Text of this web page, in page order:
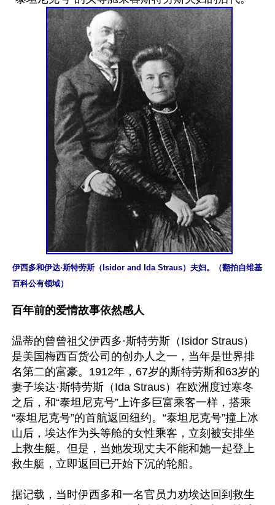
伊西多和伊达·斯特劳斯（Isidor and Ida Straus）夫妇。（翻拍自维基
百科公有领域）
百年前的爱情故事依然感人
温蒂的曾曾祖父伊西多·斯特劳斯（Isidor Straus）
是美国梅西百货公司的创办人之一，当年是世界排
名第二的富豪。1912年，67岁的斯特劳斯和63岁的
妻子埃达·斯特劳斯（Ida Straus）在欧洲度过寒冬
之后，和“泰坦尼克号”上许多巨富乘客一样，搭乘
“泰坦尼克号”的首航返回纽约。“泰坦尼克号”撞上冰
山后，埃达作为头等舱的女性乘客，立刻被安排坐
上救生艇。但是，当她发现丈夫不能和她一起登上
救生艇，立即返回已开始下沉的轮船。
据记载，当时伊西多和一名官员力劝埃达回到救生